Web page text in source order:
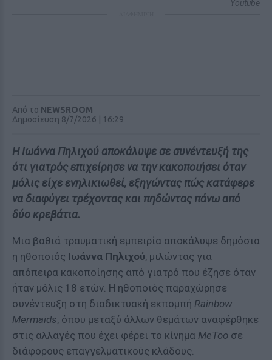
Youtube
Από το NEWSROOM
Δημοσίευση 8/7/2026 | 16:29
Η Ιωάννα Πηλιχού αποκάλυψε σε συνέντευξή της
ότι γιατρός επιχείρησε να την κακοποιήσει όταν
μόλις είχε ενηλικιωθεί, εξηγώντας πώς κατάφερε
να διαφύγει τρέχοντας και πηδώντας πάνω από
δύο κρεβάτια.
Μια βαθιά τραυματική εμπειρία αποκάλυψε δημόσια
η ηθοποιός Ιωάννα Πηλιχού, μιλώντας για
απόπειρα κακοποίησης από γιατρό που έζησε όταν
ήταν μόλις 18 ετών. Η ηθοποιός παραχώρησε
συνέντευξη στη διαδικτυακή εκπομπή Rainbow
Mermaids, όπου μεταξύ άλλων θεμάτων αναφέρθηκε
στις αλλαγές που έχει φέρει το κίνημα MeToo σε
διάφορους επαγγελματικούς κλάδους.